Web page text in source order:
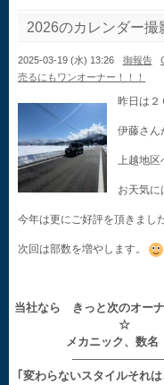
2026のカレンダー
2025-03-19 (水) 13:26 御報告
売るにもワンオーナー！！！
昨日は２
伊藤さん
上越地区
お天気に
今年は更にご好評を頂きまし
次回は部数を増やします。
当社なら きっと次のオー
☆ ス
メカニック、数名
｢変わらないスタイルそれ